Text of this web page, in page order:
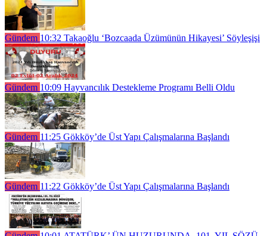
Gündem 10:32 Takaoğlu ‘Bozcaada Üzümünün Hikayesi’ Söyleşişi
Gündem 10:09 Hayvancılık Destekleme Programı Belli Oldu
Gündem 11:25 Gökköy’de Üst Yapı Çalışmalarına Başlandı
Gündem 11:22 Gökköy’de Üst Yapı Çalışmalarına Başlandı